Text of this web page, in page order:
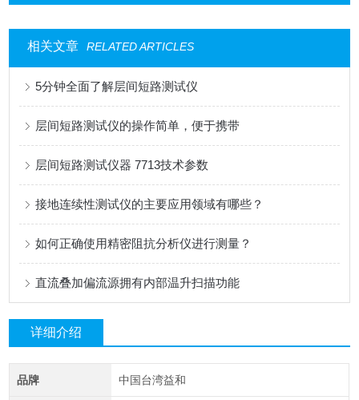
相关文章 RELATED ARTICLES
5分钟全面了解层间短路测试仪
层间短路测试仪的操作简单，便于携带
层间短路测试仪器 7713技术参数
接地连续性测试仪的主要应用领域有哪些？
如何正确使用精密阻抗分析仪进行测量？
直流叠加偏流源拥有内部温升扫描功能
详细介绍
品牌 中国台湾益和